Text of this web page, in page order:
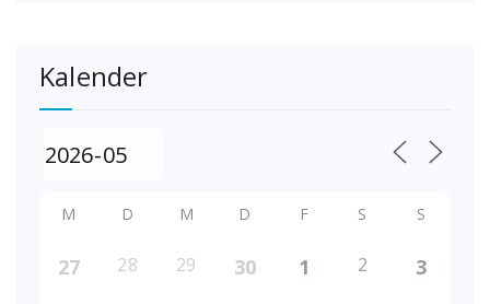
Kalender
M D M D F S S
27 28 29 30 1 2 3